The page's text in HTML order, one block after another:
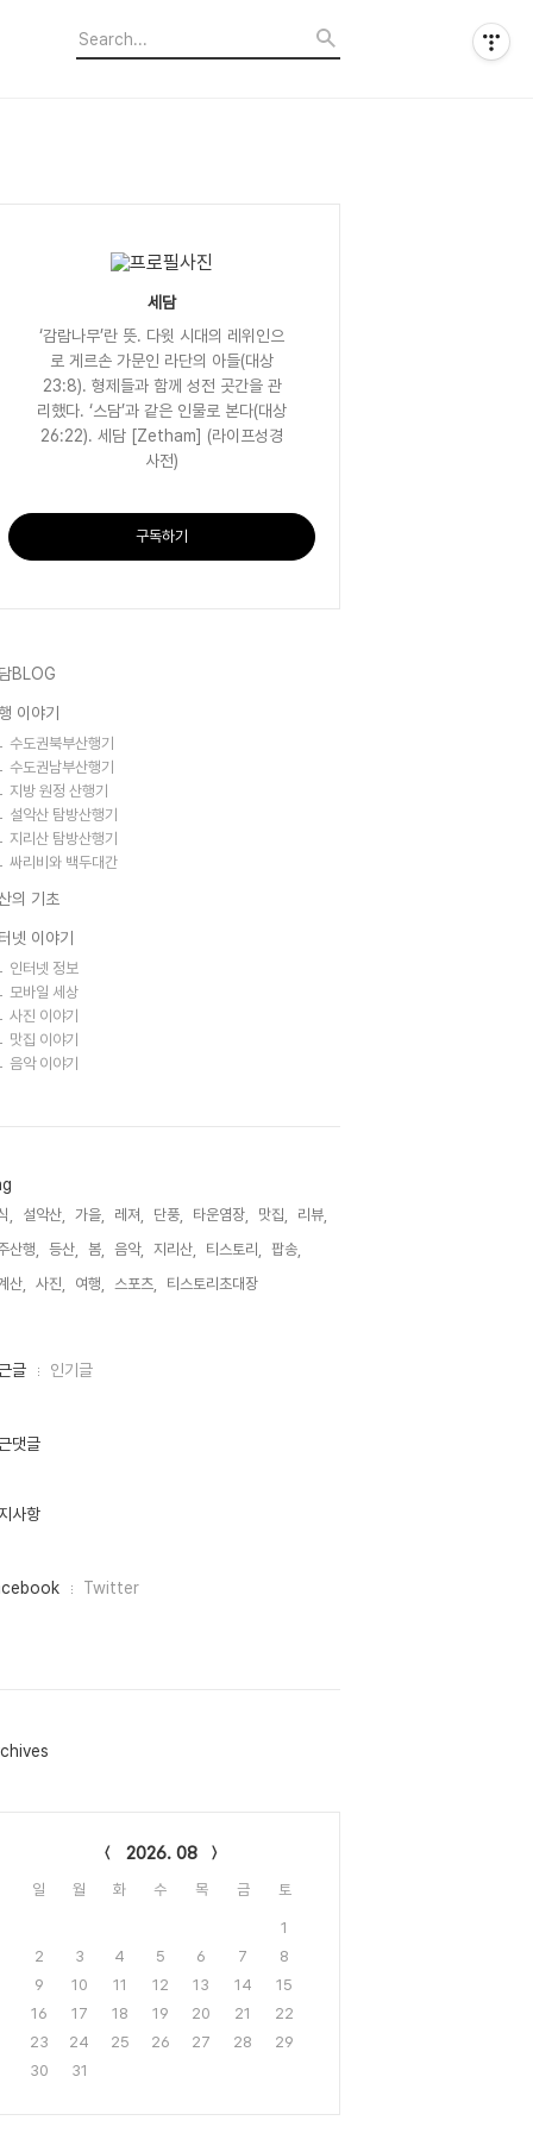
세담
‘감람나무’란 뜻. 다윗 시대의 레위인으
로 게르손 가문인 라단의 아들(대상
23:8). 형제들과 함께 성전 곳간을 관
리했다. ‘스담’과 같은 인물로 본다(대상
26:22). 세담 [Zetham] (라이프성경
사전)
구독하기
BLOG
이야기
수도권북부산행기
수도권남부산행기
지방 원정 산행기
설악산 탐방산행기
지리산 탐방산행기
싸리비와 백두대간
의 기초
넷 이야기
인터넷 정보
모바일 세상
사진 이야기
맛집 이야기
음악 이야기
, 설악산, 가을, 레져, 단풍, 타운염장, 맛집,
리뷰,
산행,
등산, 봄, 음악, 지리산, 티스토리,
팝송,
산,
사진, 여행, 스포츠, 티스토리초대장,
글 인기글
댓글
사항
Twitter
2026. 08
일 월 화 수 목 금 토
1
2
3 4 5 6 7
8
9
10 11 12 13 14
15
16
17 18 19 20 21
22
23
24 25 26 27 28
29
30
31